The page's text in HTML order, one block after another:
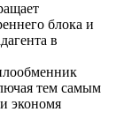
блока и
в
тем самым
экономя